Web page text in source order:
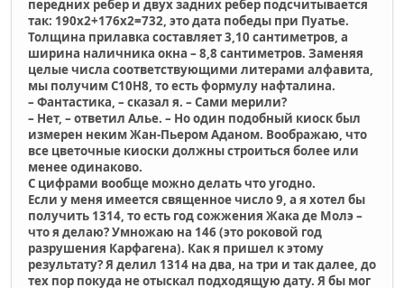
передних ребер и двух задних ребер подсчитывается
так: 190х2+176х2=732, это дата победы при Пуатье.
Толщина прилавка составляет 3,10 сантиметров, а
ширина наличника окна – 8,8 сантиметров. Заменяя
целые числа соответствующими литерами алфавита,
мы получим C10H8, то есть формулу нафталина.
– Фантастика, – сказал я. – Сами мерили?
– Нет, – ответил Алье. – Но один подобный киоск был
измерен неким Жан-Пьером Аданом. Воображаю, что
все цветочные киоски должны строиться более или
менее одинаково.
С цифрами вообще можно делать что угодно.
Если у меня имеется священное число 9, а я хотел бы
получить 1314, то есть год сожжения Жака де Молэ –
что я делаю? Умножаю на 146 (это роковой год
разрушения Карфагена). Как я пришел к этому
результату? Я делил 1314 на два, на три и так далее, до
тех пор покуда не отыскал подходящую дату. Я бы мог